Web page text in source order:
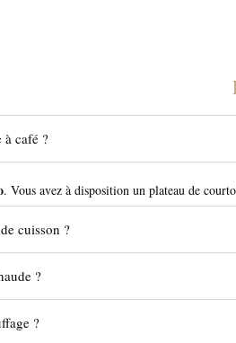
à café ?
. Vous avez à disposition un plateau de
cuisson ?
?
?